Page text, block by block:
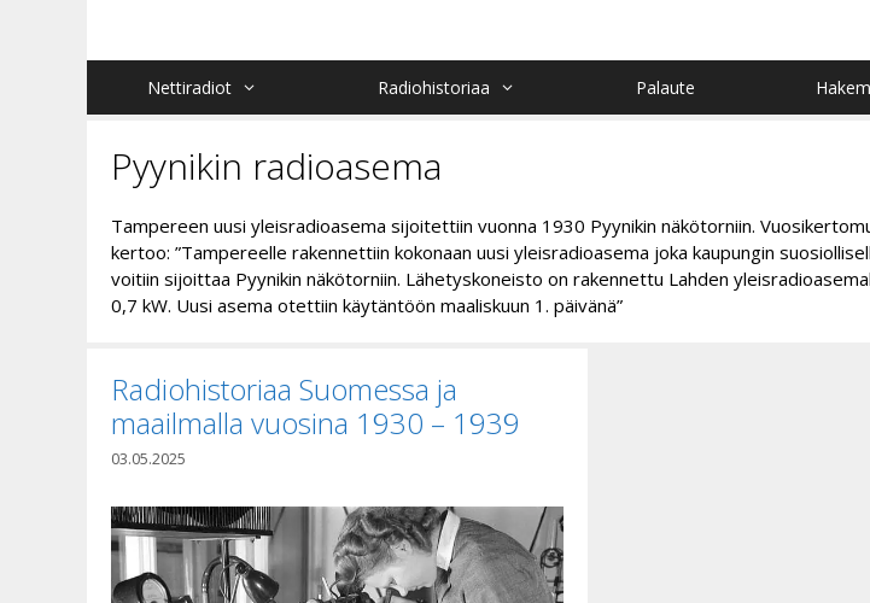
Nettiradiot Radiohistoriaa Palaute
Pyynikin radioasema
Tampereen uusi yleisradioasema sijoitettiin vuonna 1930 Pyynikin näkötorniin.
kertoo: ”Tampereelle rakennettiin kokonaan uusi yleisradioasema joka kaupungin
voitiin sijoittaa Pyynikin näkötorniin. Lähetyskoneisto on rakennettu Lahden
0,7 kW. Uusi asema otettiin käytäntöön maaliskuun 1. päivänä”
Radiohistoriaa Suomessa ja
maailmalla vuosina 1930 – 1939
03.05.2025